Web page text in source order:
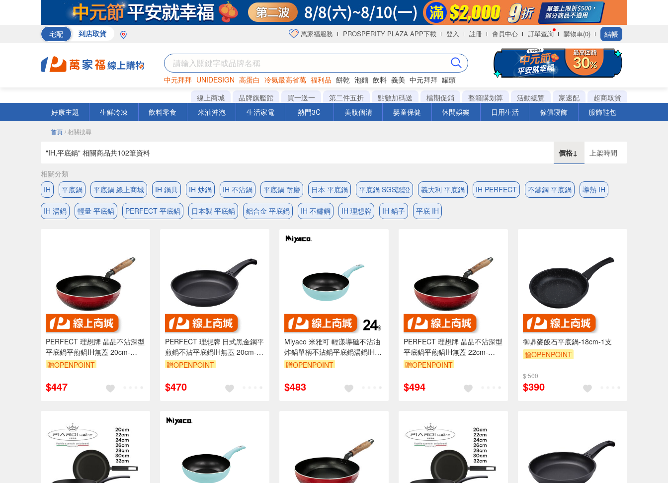
宅配 到店取貨 萬家福服務 PROSPERITY PLAZA APP下載 登入 註冊 會員中心 訂單查詢 購物車(0) 結帳
中元拜拜 UNIDESIGN 高蛋白 冷氣最高省萬 福利品 餅乾 泡麵 飲料 義美 中元拜拜 罐頭
巧克力 衛生紙 咖啡
線上商城 品牌旗艦館 買一送一 第二件五折 點數加碼送 檔期促銷 整箱購划算 活動總覽 家速配
超商取貨
好康主題
生鮮冷凍 飲料零食 米油沖泡 生活家電 熱門3C 美妝個清 嬰童保健 休閒娛樂 日用生活 傢俱寢飾 服飾鞋包
首頁 / 相關搜尋
"IH,平底鍋" 相關商品共102筆資料 價格↓ 上架時間
相關分類
IH
平底鍋 平底鍋 線上商城 IH 鍋具 IH 炒鍋 IH 不沾鍋 平底鍋 耐磨 日本 平底鍋 平底鍋 SGS認證 義大利 平底鍋 IH PERFECT 不鏽鋼 平底鍋 導熱 IH
IH 湯鍋 輕量 平底鍋 PERFECT 平底鍋 日本製 平底鍋 鋁合金 平底鍋 IH 不鏽鋼 IH 理想牌 IH 鍋子 平底 IH
PERFECT 理想牌 晶品不沾深型
平底鍋平煎鍋IH無蓋 20cm-
Leidea樂德兒
贈OPENPOINT
$447
PERFECT 理想牌 日式黑金鋼平
煎鍋不沾平底鍋IH無蓋 20cm-
Leidea樂德兒
贈OPENPOINT
$470
Miyaco 米雅可 輕漾導磁不沾油
炸鍋單柄不沾鍋平底鍋湯鍋IH
24cm-Leidea樂德兒
贈OPENPOINT
$483
PERFECT 理想牌 晶品不沾深型
平底鍋平煎鍋IH無蓋 22cm-
Leidea樂德兒
贈OPENPOINT
$494
御鼎麥飯石平底鍋-18cm-1支
贈OPENPOINT
$ 500
$390